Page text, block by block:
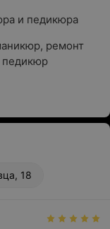
и педикюра
ремонт
педикюр
18